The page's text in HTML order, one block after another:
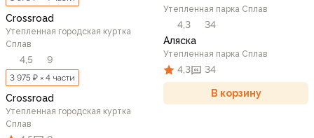
Crossroad
Утепленная городская куртка
Сплав
4,5 9
3 975 ₽ × 4 части
Crossroad
Утепленная городская куртка
Сплав
Утепленная парка Сплав
4,3
34
Аляска
Утепленная парка Сплав
4,3 34
В корзину